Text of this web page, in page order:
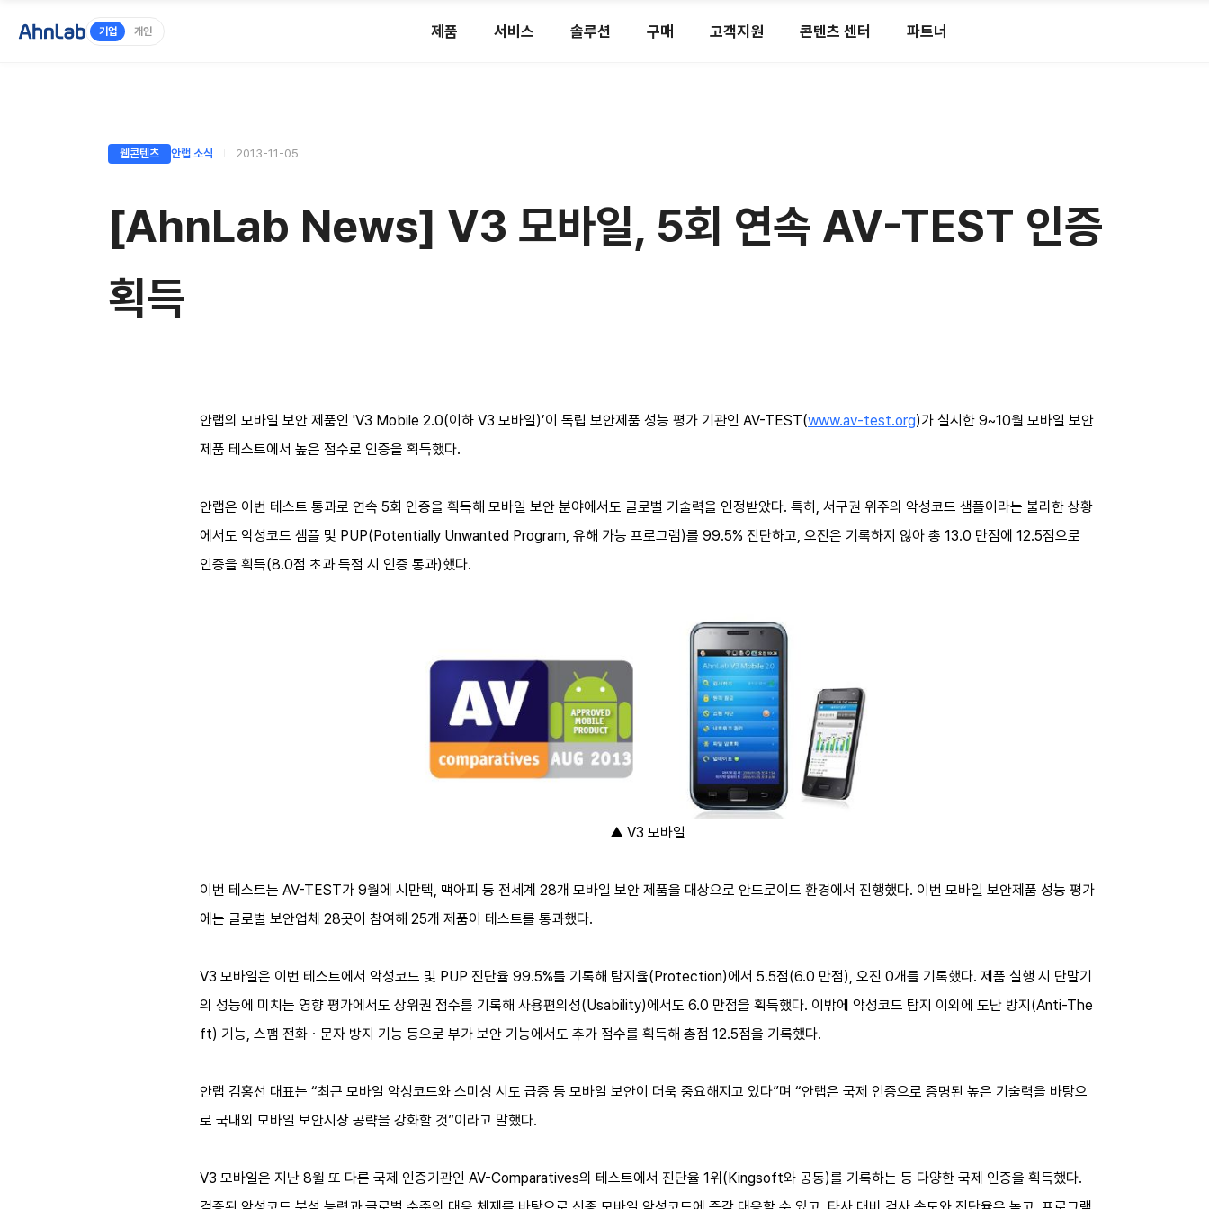
기업 개인 제품 서비스 솔루션 구매 고객지원 콘텐츠 센터 파트너
웹콘텐츠 안랩 소식 2013-11-05
[AhnLab News] V3 모바일, 5회 연속 AV-TEST 인증
획득
안랩의 모바일 보안 제품인 'V3 Mobile 2.0(이하 V3 모바일)’이 독립 보안제품 성능 평가 기관인 AV-TEST(www.av-test.org)가 실시한 9~10월 모바일 보안
제품 테스트에서 높은 점수로 인증을 획득했다.
안랩은 이번 테스트 통과로 연속 5회 인증을 획득해 모바일 보안 분야에서도 글로벌 기술력을 인정받았다. 특히, 서구권 위주의 악성코드 샘플이라는 불리한 상황
에서도 악성코드 샘플 및 PUP(Potentially Unwanted Program, 유해 가능 프로그램)를 99.5% 진단하고, 오진은 기록하지 않아 총 13.0 만점에 12.5점으로
인증을 획득(8.0점 초과 득점 시 인증 통과)했다.
▲ V3 모바일
이번 테스트는 AV-TEST가 9월에 시만텍, 맥아피 등 전세계 28개 모바일 보안 제품을 대상으로 안드로이드 환경에서 진행했다. 이번 모바일 보안제품 성능 평가
에는 글로벌 보안업체 28곳이 참여해 25개 제품이 테스트를 통과했다.
V3 모바일은 이번 테스트에서 악성코드 및 PUP 진단율 99.5%를 기록해 탐지율(Protection)에서 5.5점(6.0 만점), 오진 0개를 기록했다. 제품 실행 시 단말기
의 성능에 미치는 영향 평가에서도 상위권 점수를 기록해 사용편의성(Usability)에서도 6.0 만점을 획득했다. 이밖에 악성코드 탐지 이외에 도난 방지(Anti-The
ft) 기능, 스팸 전화ㆍ문자 방지 기능 등으로 부가 보안 기능에서도 추가 점수를 획득해 총점 12.5점을 기록했다.
안랩 김홍선 대표는 “최근 모바일 악성코드와 스미싱 시도 급증 등 모바일 보안이 더욱 중요해지고 있다”며 “안랩은 국제 인증으로 증명된 높은 기술력을 바탕으
로 국내외 모바일 보안시장 공략을 강화할 것”이라고 말했다.
V3 모바일은 지난 8월 또 다른 국제 인증기관인 AV-Comparatives의 테스트에서 진단율 1위(Kingsoft와 공동)를 기록하는 등 다양한 국제 인증을 획득했다.